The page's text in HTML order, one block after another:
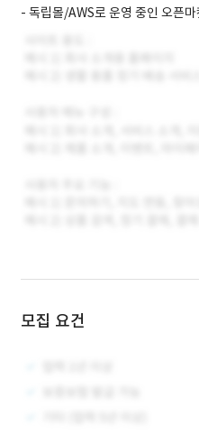
- 독립몰/AWS로 운영 중인 오픈
모집 요건